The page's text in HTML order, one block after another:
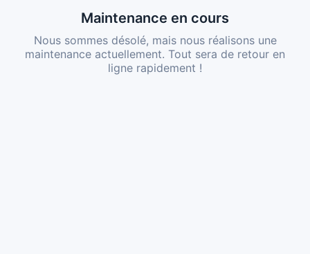
Maintenance en cours
Nous sommes désolé, mais nous réalisons une
maintenance actuellement. Tout sera de retour en
ligne rapidement !